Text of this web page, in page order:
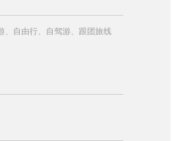
、自由行、自驾游、跟团旅线